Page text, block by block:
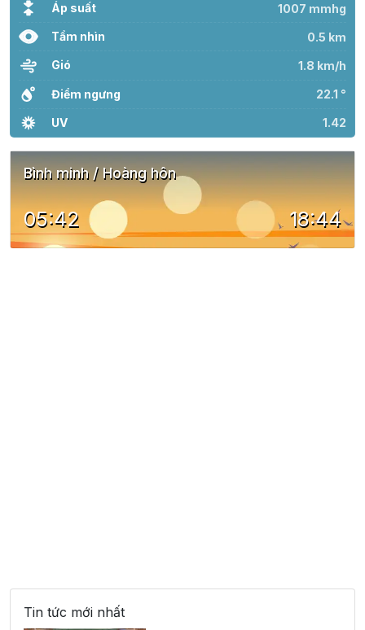
Áp suất 1007 mmhg
Tầm nhìn 0.5 km
Gió 1.8 km/h
Điểm ngưng 22.1 °
UV 1.42
Bình minh / Hoàng hôn
05:42 18:44
Tin tức mới nhất